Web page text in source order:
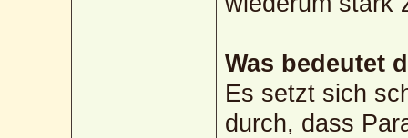
Was bedeutet
Es setzt sich
durch, dass